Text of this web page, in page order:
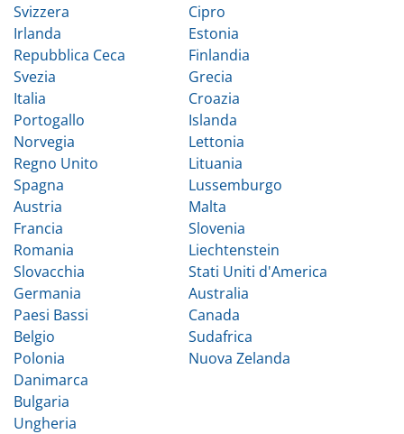
Svizzera
Irlanda
Repubblica Ceca
Svezia
Italia
Portogallo
Norvegia
Regno Unito
Spagna
Austria
Francia
Romania
Slovacchia
Germania
Paesi Bassi
Belgio
Polonia
Danimarca
Bulgaria
Ungheria
Cipro
Estonia
Finlandia
Grecia
Croazia
Islanda
Lettonia
Lituania
Lussemburgo
Malta
Slovenia
Liechtenstein
Stati Uniti d'America
Australia
Canada
Sudafrica
Nuova Zelanda